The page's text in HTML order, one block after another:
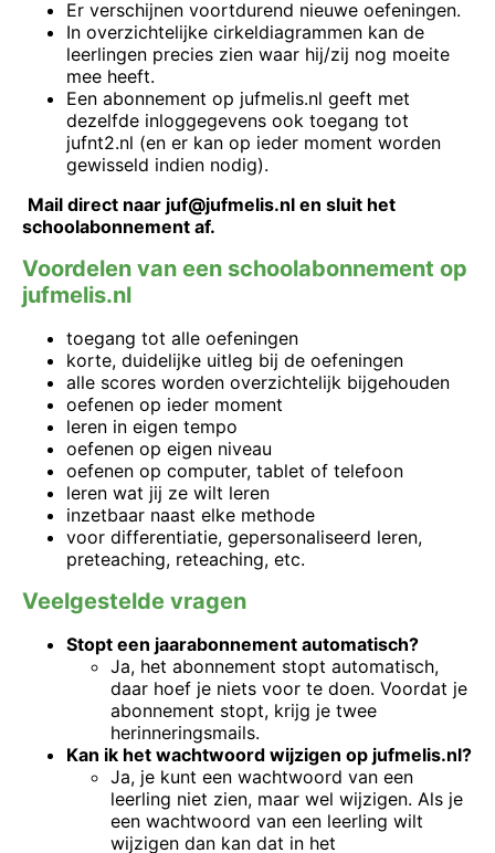
Er verschijnen voortdurend nieuwe oefeningen.
In overzichtelijke cirkeldiagrammen kan de
leerlingen precies zien waar hij/zij nog moeite
mee heeft.
Een abonnement op jufmelis.nl geeft met
dezelfde inloggegevens ook toegang tot
jufnt2.nl (en er kan op ieder moment worden
gewisseld indien nodig).
Mail direct naar juf@jufmelis.nl en sluit het
schoolabonnement af.
Voordelen van een schoolabonnement op
jufmelis.nl
toegang tot alle oefeningen
korte, duidelijke uitleg bij de oefeningen
alle scores worden overzichtelijk bijgehouden
oefenen op ieder moment
leren in eigen tempo
oefenen op eigen niveau
oefenen op computer, tablet of telefoon
leren wat jij ze wilt leren
inzetbaar naast elke methode
voor differentiatie, gepersonaliseerd leren,
preteaching, reteaching, etc.
Veelgestelde vragen
Stopt een jaarabonnement automatisch?
Ja, het abonnement stopt automatisch,
daar hoef je niets voor te doen. Voordat je
abonnement stopt, krijg je twee
herinneringsmails.
Kan ik het wachtwoord wijzigen op jufmelis.nl?
Ja, je kunt een wachtwoord van een
leerling niet zien, maar wel wijzigen. Als je
een wachtwoord van een leerling wilt
wijzigen dan kan dat in het